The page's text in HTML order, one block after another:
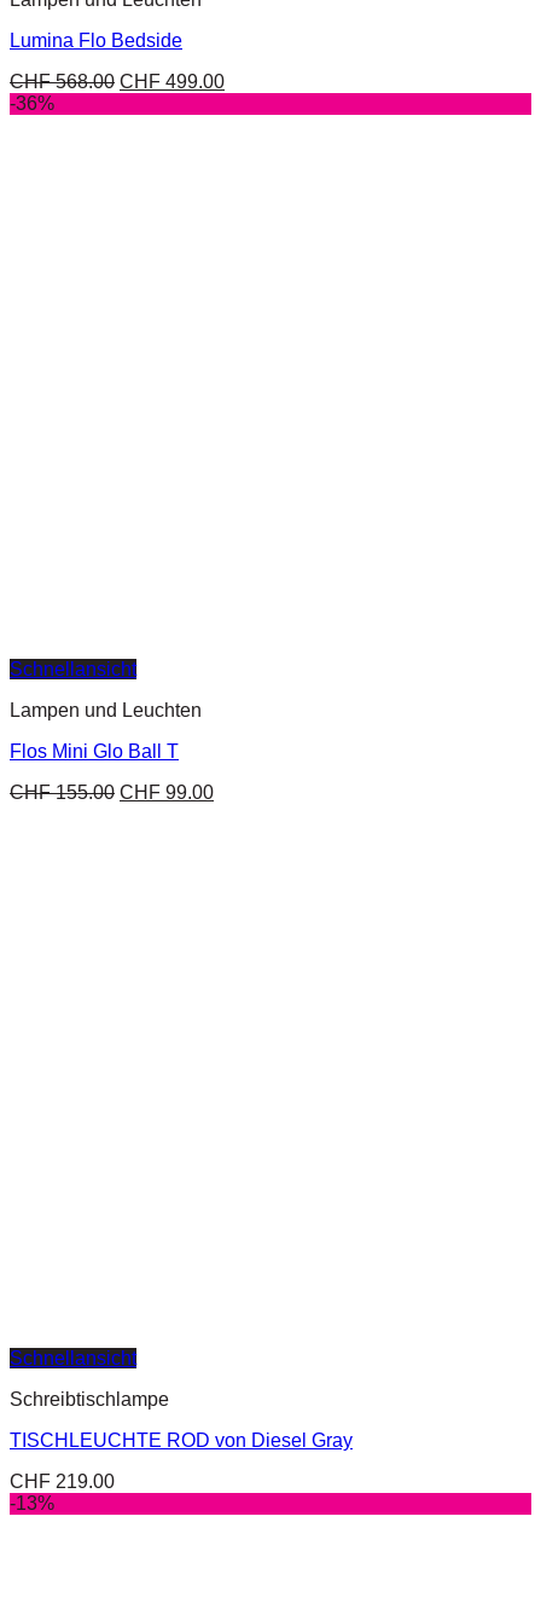
Lumina Flo Bedside
CHF568.00 CHF 499.00
-36%
Schnellansicht
Lampen und Leuchten
Flos Mini Glo Ball T
CHF155.00 CHF 99.00
Schnellansicht
Schreibtischlampe
TISCHLEUCHTE ROD von Diesel Gray
CHF 219.00
-13%